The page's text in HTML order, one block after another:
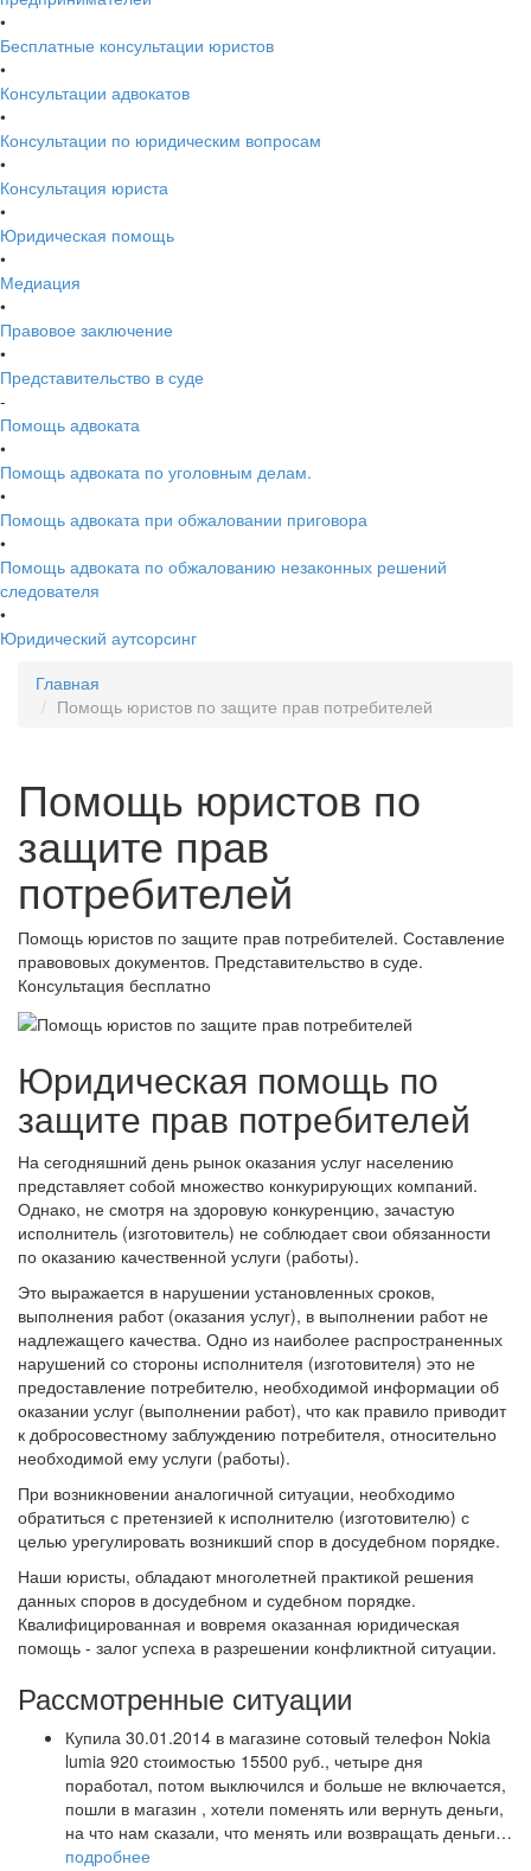
•
Бесплатные консультации юристов
•
Консультации адвокатов
•
Консультации по юридическим вопросам
•
Консультация юриста
•
Юридическая помощь
•
Медиация
•
Правовое заключение
•
Представительство в суде
-
Помощь адвоката
•
Помощь адвоката по уголовным делам.
•
Помощь адвоката при обжаловании приговора
•
Помощь адвоката по обжалованию незаконных решений
следователя
•
Юридический аутсорсинг
Главная
Помощь юристов по защите прав потребителей
Помощь юристов по
защите прав
потребителей
Помощь юристов по защите прав потребителей. Составление
правововых документов. Представительство в суде.
Консультация бесплатно
Юридическая помощь по
защите прав потребителей
На сегодняшний день рынок оказания услуг населению
представляет собой множество конкурирующих компаний.
Однако, не смотря на здоровую конкуренцию, зачастую
исполнитель (изготовитель) не соблюдает свои обязанности
по оказанию качественной услуги (работы).
Это выражается в нарушении установленных сроков,
выполнения работ (оказания услуг), в выполнении работ не
надлежащего качества. Одно из наиболее распространенных
нарушений со стороны исполнителя (изготовителя) это не
предоставление потребителю, необходимой информации об
оказании услуг (выполнении работ), что как правило приводит
к добросовестному заблуждению потребителя, относительно
необходимой ему услуги (работы).
При возникновении аналогичной ситуации, необходимо
обратиться с претензией к исполнителю (изготовителю) с
целью урегулировать возникший спор в досудебном порядке.
Наши юристы, обладают многолетней практикой решения
данных споров в досудебном и судебном порядке.
Квалифицированная и вовремя оказанная юридическая
помощь - залог успеха в разрешении конфликтной ситуации.
Рассмотренные ситуации
Купила 30.01.2014 в магазине сотовый телефон Nokia
lumia 920 стоимостью 15500 руб., четыре дня
поработал, потом выключился и больше не включается,
пошли в магазин , хотели поменять или вернуть деньги,
на что нам сказали, что менять или возвращать деньги…
подробнее